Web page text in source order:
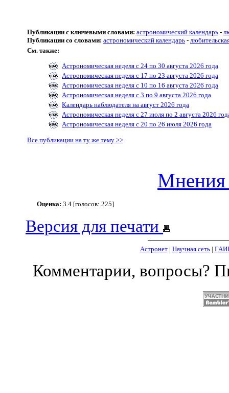
Публикации с ключевыми словами: астрономический календарь -
Публикации со словами: астрономический календарь -
См. также:
Астрономическая неделя с 24 по 30 августа 2026 года
Астрономическая неделя с 17 по 23 августа 2026 года
Астрономическая неделя с 10 по 16 августа 2026 года
Астрономическая неделя с 3 по 9 августа 2026 года
Календарь наблюдателя на август 2026 года
Астрономическая неделя с 27 июля по 2 августа 2026
Астрономическая неделя с 20 по 26 июля 2026 года
Все публикации на ту же тему >>
Мнения
Оценка: 3.4 [голосов: 225]
Версия для печати
Астронет| Научная сеть|
Комментарии, вопросы?